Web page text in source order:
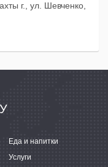
г., ул. Шевченко,
Еда и напитки
Услуги